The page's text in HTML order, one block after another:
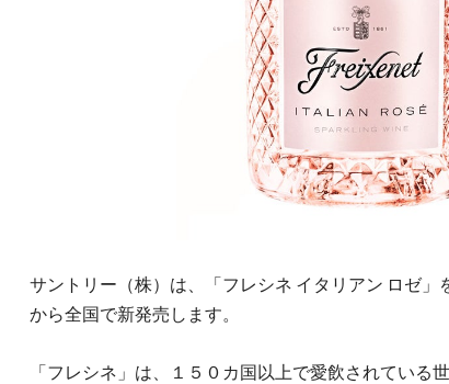
サントリー（株）は、「フレシネ イタリアン ロゼ」
から全国で新発売します。
「フレシネ」は、１５０カ国以上で愛飲されている